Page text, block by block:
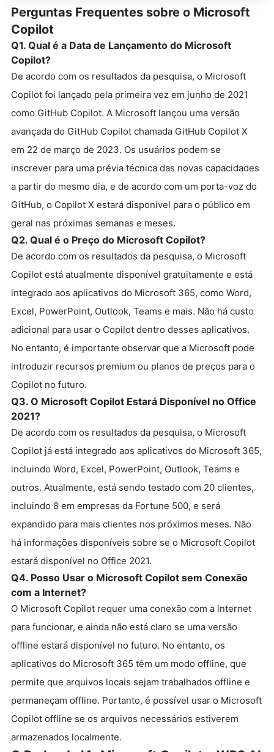
Perguntas Frequentes sobre o Microsoft
Copilot
Q1. Qual é a Data de Lançamento do Microsoft
Copilot?
De acordo com os resultados da pesquisa, o Microsoft
Copilot foi lançado pela primeira vez em junho de 2021
como GitHub Copilot. A Microsoft lançou uma versão
avançada do GitHub Copilot chamada GitHub Copilot X
em 22 de março de 2023. Os usuários podem se
inscrever para uma prévia técnica das novas capacidades
a partir do mesmo dia, e de acordo com um porta-voz do
GitHub, o Copilot X estará disponível para o público em
geral nas próximas semanas e meses.
Q2. Qual é o Preço do Microsoft Copilot?
De acordo com os resultados da pesquisa, o Microsoft
Copilot está atualmente disponível gratuitamente e está
integrado aos aplicativos do Microsoft 365, como Word,
Excel, PowerPoint, Outlook, Teams e mais. Não há custo
adicional para usar o Copilot dentro desses aplicativos.
No entanto, é importante observar que a Microsoft pode
introduzir recursos premium ou planos de preços para o
Copilot no futuro.
Q3. O Microsoft Copilot Estará Disponível no Office
2021?
De acordo com os resultados da pesquisa, o Microsoft
Copilot já está integrado aos aplicativos do Microsoft 365,
incluindo Word, Excel, PowerPoint, Outlook, Teams e
outros. Atualmente, está sendo testado com 20 clientes,
incluindo 8 em empresas da Fortune 500, e será
expandido para mais clientes nos próximos meses. Não
há informações disponíveis sobre se o Microsoft Copilot
estará disponível no Office 2021.
Q4. Posso Usar o Microsoft Copilot sem Conexão
com a Internet?
O Microsoft Copilot requer uma conexão com a internet
para funcionar, e ainda não está claro se uma versão
offline estará disponível no futuro. No entanto, os
aplicativos do Microsoft 365 têm um modo offline, que
permite que arquivos locais sejam trabalhados offline e
permaneçam offline. Portanto, é possível usar o Microsoft
Copilot offline se os arquivos necessários estiverem
armazenados localmente.